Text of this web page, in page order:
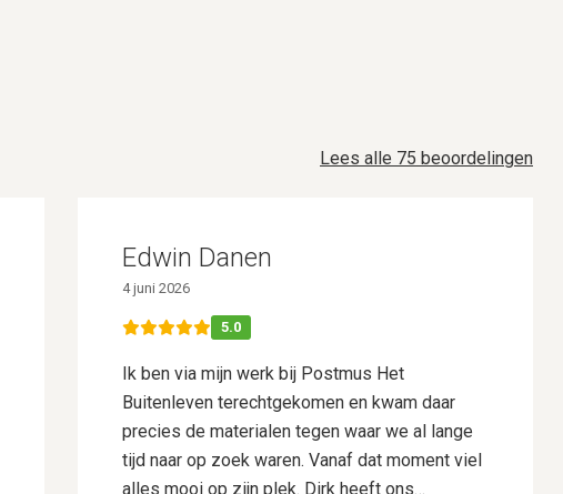
Lees alle 75 beoordelingen
Edwin Danen
4 juni 2026
5.0
Ik ben via mijn werk bij Postmus Het
Buitenleven terechtgekomen en kwam daar
precies de materialen tegen waar we al lange
tijd naar op zoek waren. Vanaf dat moment viel
alles mooi op zijn plek. Dirk heeft ons